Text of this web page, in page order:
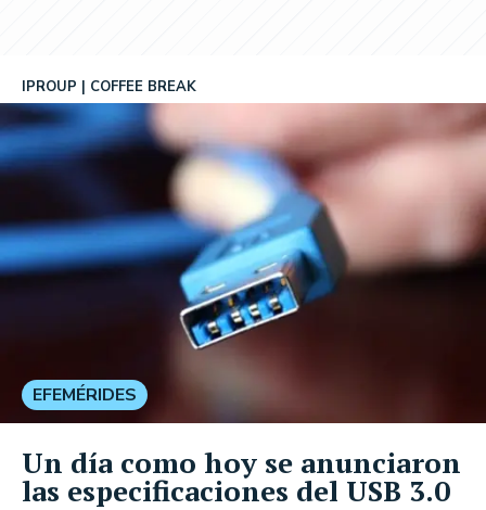
IPROUP COFFEE BREAK
EFEMÉRIDES
Un día como hoy se anunciaron
las especificaciones del USB 3.0